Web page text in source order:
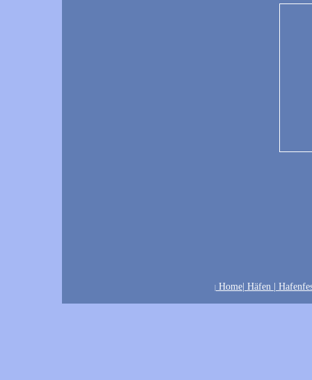
| Home Häfen